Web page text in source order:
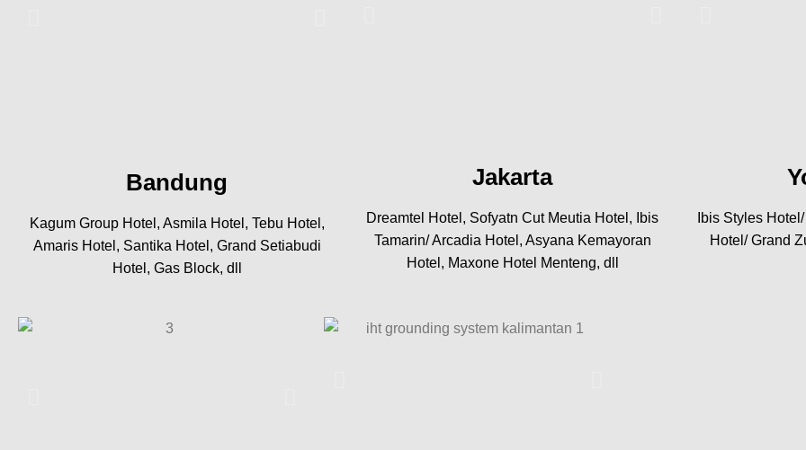
Bandung
Kagum Group Hotel, Asmila Hotel, Tebu Hotel,
Amaris Hotel, Santika Hotel, Grand Setiabudi
Hotel, Gas Block, dll
Jakarta
Dreamtel Hotel, Sofyatn Cut Meutia Hotel, Ibis
Tamarin/ Arcadia Hotel, Asyana Kemayoran
Hotel, Maxone Hotel Menteng, dll
Ibis Styles
Hotel/ Grand